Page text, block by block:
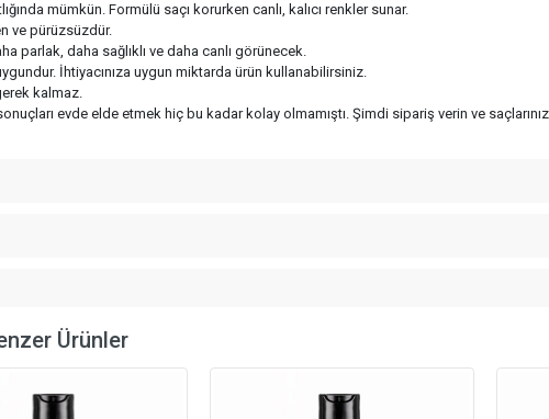
mümkün. Formülü saçı korurken canlı, kalıcı renkler sunar.
ve pürüzsüzdür.
parlak, daha sağlıklı ve daha canlı görünecek.
İhtiyacınıza uygun miktarda ürün kullanabilirsiniz.
kalmaz.
evde elde etmek hiç bu kadar kolay olmamıştı. Şimdi sipariş verin ve
Ürünler